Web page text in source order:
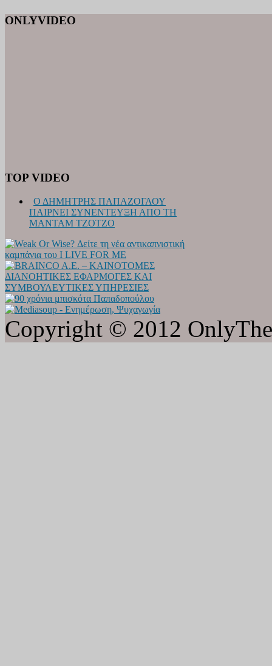
ONLYVIDEO
TOP VIDEO
Ο ΔΗΜΗΤΡΗΣ ΠΑΠΑΖΟΓΛΟΥ
ΠΑΙΡΝΕΙ ΣΥΝΕΝΤΕΥΞΗ ΑΠΟ ΤΗ
ΜΑΝΤΑΜ ΤΖΟΤΖΟ
Copyright © 2012